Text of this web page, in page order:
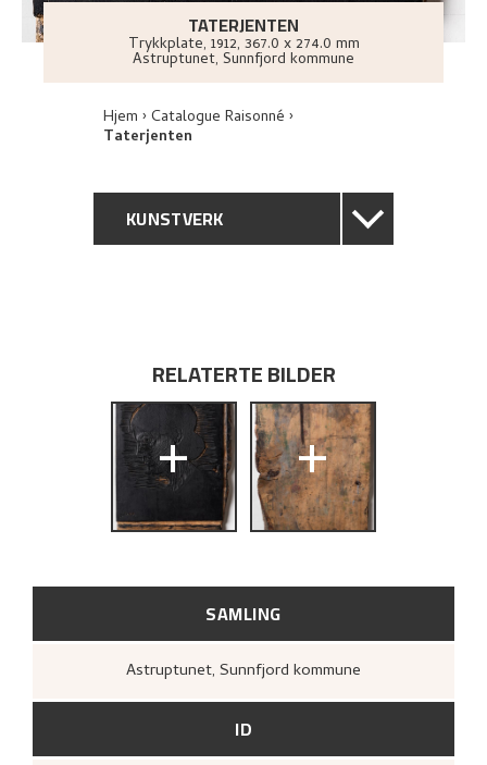
TATERJENTEN
Trykkplate, 1912, 367.0 x 274.0 mm
Astruptunet, Sunnfjord kommune
Hjem Catalogue Raisonné
Taterjenten
KUNSTVERK
PROVENIENS
BIBLIOGRAFI
UTFORSK
SAMLING
Astruptunet, Sunnfjord kommune
ID
RELATERTE BILDER
+ +